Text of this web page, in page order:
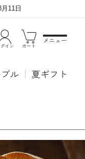
11日
グイン カート
メニュー
ル 夏ギフト